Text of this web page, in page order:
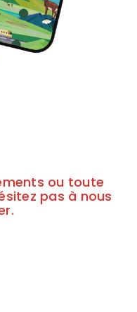
ou toute
pas à nous